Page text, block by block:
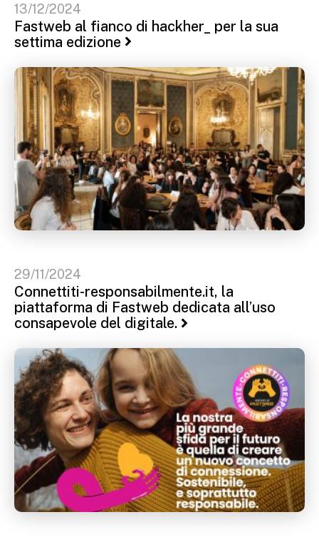
13/12/2024
Fastweb al fianco di hackher_ per la sua
settima edizione
29/11/2024
Connettiti-responsabilmente.it, la
piattaforma di Fastweb dedicata all’uso
consapevole del digitale.